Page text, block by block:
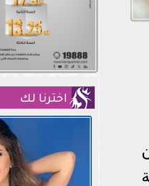
اخترنا لك